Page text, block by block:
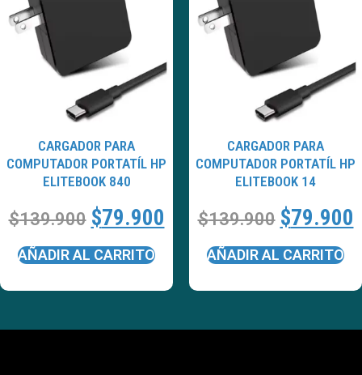
CARGADOR PARA
COMPUTADOR PORTATÍL HP
ELITEBOOK 840
$139.900 $79.900
AÑADIR AL CARRITO
CARGADOR PARA
COMPUTADOR PORTATÍL HP
ELITEBOOK 14
$139.900 $79.900
AÑADIR AL CARRITO